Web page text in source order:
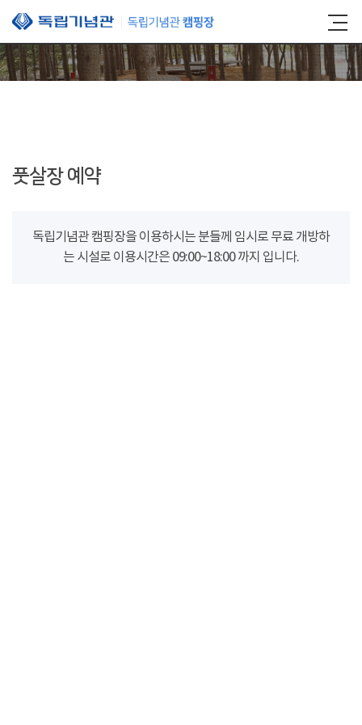
본문 바로가기
풋살장 예약
독립기념관 캠핑장을 이용하시는 분들께 임시로 무료 개방하
는 시설로 이용시간은 09:00~18:00 까지 입니다.